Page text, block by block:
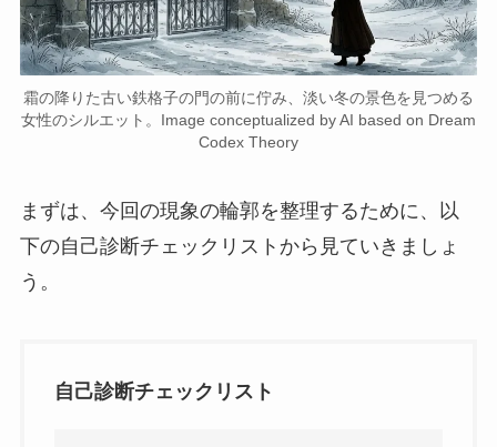
霜の降りた古い鉄格子の門の前に佇み、淡い冬の景色を見つめる
女性のシルエット。Image conceptualized by AI based on Dream
Codex Theory
まずは、今回の現象の輪郭を整理するために、以
下の自己診断チェックリストから見ていきましょ
う。
自己診断チェックリスト